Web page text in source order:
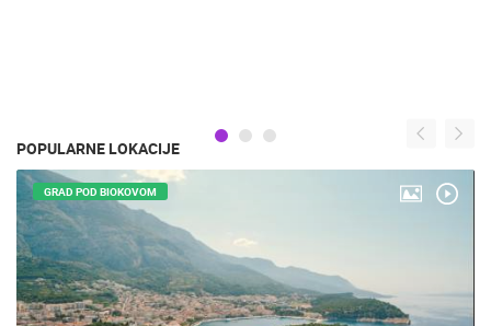
POPULARNE LOKACIJE
GRAD POD MARJANOM